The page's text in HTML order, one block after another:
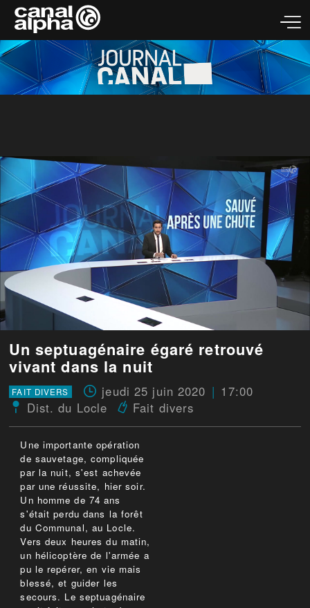
Un septuagénaire égaré retrouvé
vivant dans la nuit
FAIT DIVERS jeudi 25 juin 2020
17:00
Dist. du Locle
Fait divers
Une importante opération
de sauvetage, compliquée
par la nuit, s'est achevée
par une réussite, hier soir.
Un homme de 74 ans
s'était perdu dans la forêt
du Communal, au Locle.
Vers deux heures du matin,
un hélicoptère de l'armée a
pu le repérer, en vie mais
blessé, et guider les
secours. Le septuagénaire